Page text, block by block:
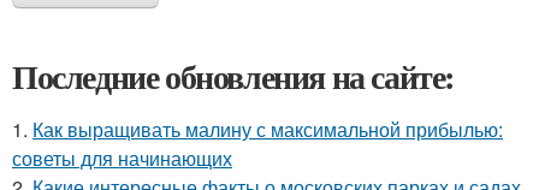
Последние обновления на сайте:
1. Как выращивать малину с максимальной прибылью:
советы для начинающих